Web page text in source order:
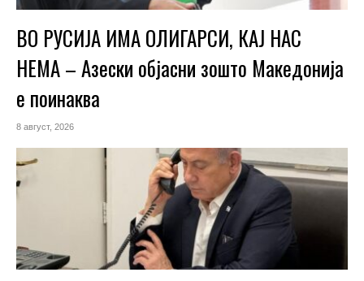
ВО РУСИЈА ИМА ОЛИГАРСИ, КАЈ НАС
НЕМА – Азески објасни зошто Македонија
е поинаква
8 август, 2026